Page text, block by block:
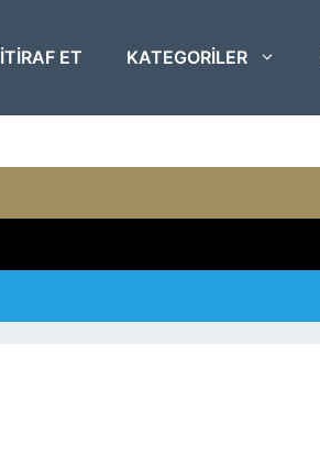
ITIRAF ET KATEGORILER